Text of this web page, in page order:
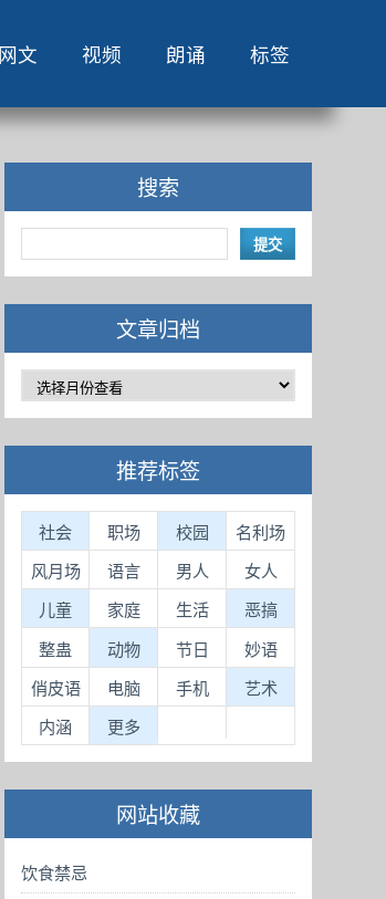
网文 视频 朗诵 标签
搜索
文章归档
推荐标签
社会 职场 校园 名利场
风月场 语言 男人 女人
儿童 家庭 生活 恶搞
整蛊 动物 节日 妙语
俏皮语 电脑 手机 艺术
内涵 更多
网站收藏
饮食禁忌